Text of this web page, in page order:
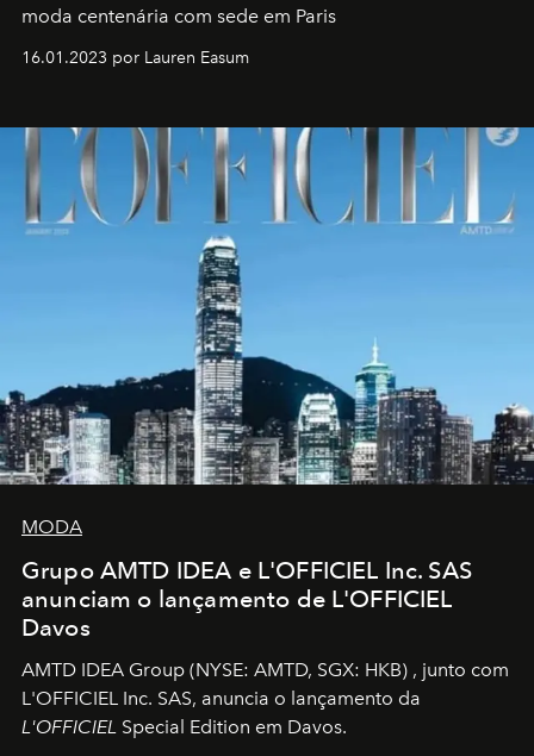
moda centenária com sede em Paris
16.01.2023 por Lauren Easum
MODA
Grupo AMTD IDEA e L'OFFICIEL Inc. SAS
anunciam o lançamento de L'OFFICIEL
Davos
AMTD IDEA Group (NYSE: AMTD, SGX: HKB) , junto com
L'OFFICIEL Inc. SAS, anuncia o lançamento da
L'OFFICIEL Special Edition em Davos.